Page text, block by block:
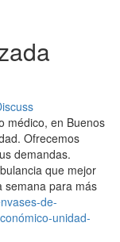
médico, en Buenos
Ofrecemos
demandas.
que mejor
semana para más
de-
unidad-